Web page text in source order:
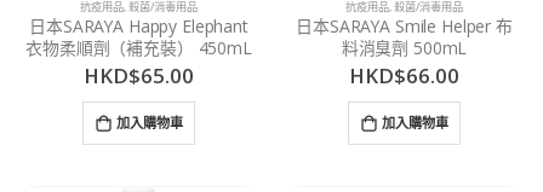
抗疫用品,殺菌/消毒用品
日本SARAYA Happy Elephant
衣物柔順劑（補充裝） 450mL
HKD$65.00
加入購物車
抗疫用品,殺菌/消毒用品
日本SARAYA Smile Helper 布
料消臭劑 500mL
HKD$66.00
加入購物車